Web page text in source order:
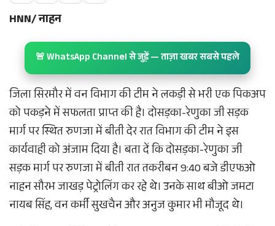
HNN/ नाहन
🚨 WhatsApp Channel से जुड़ें — ताज़ा खबर सबसे पहले
जिला सिरमौर में वन विभाग की टीम ने लकड़ी से भरी एक पिकअप
को पकड़ने में सफलता प्राप्त की है। दोसड़का-रेणुका जी सड़क
मार्ग पर स्थित रुणजा में बीती देर रात विभाग की टीम ने इस
कार्यवाही को अंजाम दिया है। बता दें कि दोसड़का-रेणुका जी
सड़क मार्ग पर रुणजा में बीती रात तकरीबन 9:40 बजे डीएफओ
नाहन सौरभ जाखड़ पेट्रोलिंग कर रहे थे। उनके साथ बीओ जमटा
नायब सिंह, वन कर्मी सुखचैन और अनुज कुमार भी मौजूद थे।